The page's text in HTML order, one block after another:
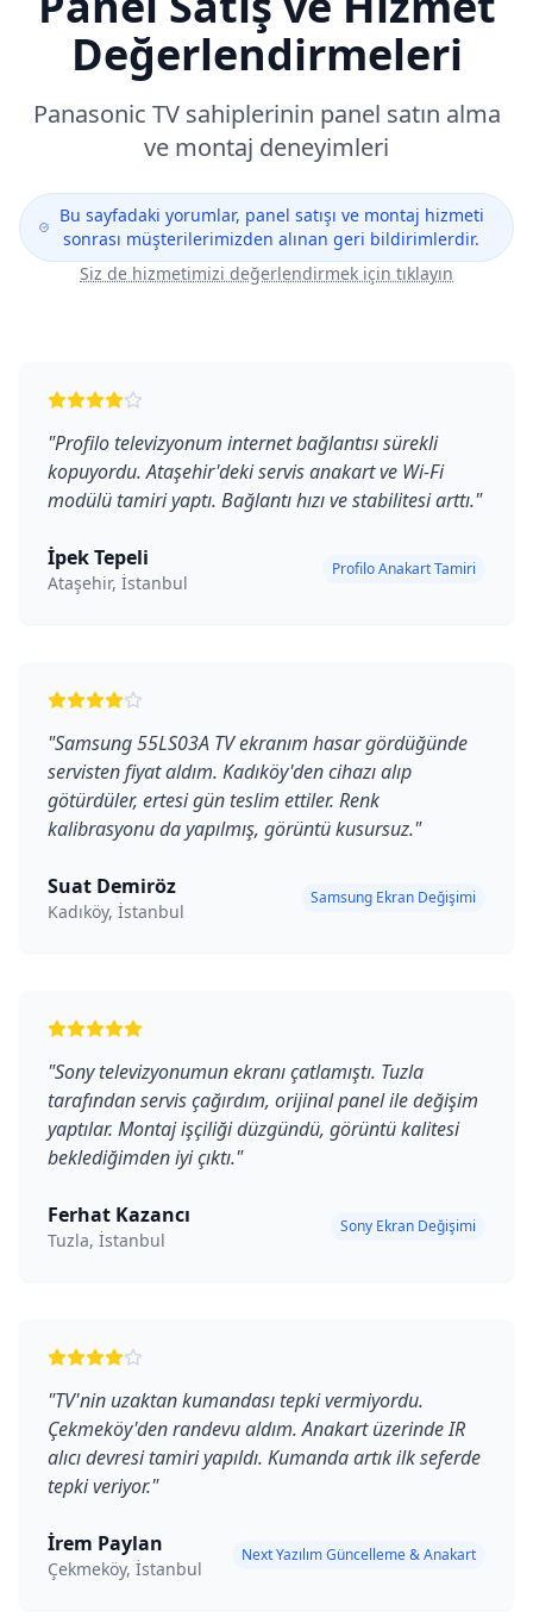
Değerlendirmeleri
Panasonic TV sahiplerinin panel satın alma
ve montaj deneyimleri
Bu sayfadaki yorumlar, panel satışı ve montaj hizmeti
sonrası müşterilerimizden alınan geri bildirimlerdir.
Siz de hizmetimizi değerlendirmek için tıklayın
"Profilo televizyonum internet bağlantısı sürekli
kopuyordu. Ataşehir'deki servis anakart ve Wi-Fi
modülü tamiri yaptı. Bağlantı hızı ve stabilitesi arttı."
İpek Tepeli
Ataşehir, İstanbul
Profilo Anakart Tamiri
"Samsung 55LS03A TV ekranım hasar gördüğünde
servisten fiyat aldım. Kadıköy'den cihazı alıp
götürdüler, ertesi gün teslim ettiler. Renk
kalibrasyonu da yapılmış, görüntü kusursuz."
Suat Demiröz
Kadıköy, İstanbul
Samsung Ekran Değişimi
"Sony televizyonumun ekranı çatlamıştı. Tuzla
tarafından servis çağırdım, orijinal panel ile değişim
yaptılar. Montaj işçiliği düzgündü, görüntü kalitesi
beklediğimden iyi çıktı."
Ferhat Kazancı
Tuzla, İstanbul
Sony Ekran Değişimi
"TV'nin uzaktan kumandası tepki vermiyordu.
Çekmeköy'den randevu aldım. Anakart üzerinde IR
alıcı devresi tamiri yapıldı. Kumanda artık ilk seferde
tepki veriyor."
İrem Paylan
Çekmeköy, İstanbul
Next Yazılım Güncelleme & Anakart